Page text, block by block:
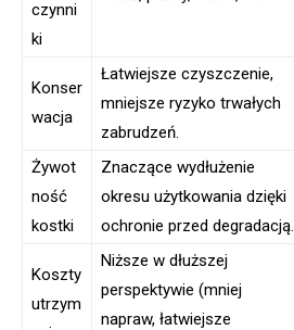
czynni
ki
Konser
wacja
Łatwiejsze czyszczenie,
mniejsze ryzyko trwałych
zabrudzeń.
Żywot
ność
kostki
Znaczące wydłużenie
okresu użytkowania dzięki
ochronie przed degradacją.
Koszty
utrzym
Niższe w dłuższej
perspektywie (mniej
napraw, łatwiejsze